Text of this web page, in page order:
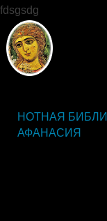
fdsgsdg
НОТНАЯ
АФАНАСИЯ